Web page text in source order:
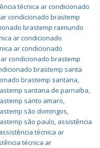
técnica ar condicionado
condicionado brastemp
brastemp raimundo
ar condicionado
ar condicionado
condicionado brastemp
brastemp santa
brastemp santana,
santana de parnaíba,
santo amaro,
são domingos,
são paulo, assistência
técnica ar
técnica ar